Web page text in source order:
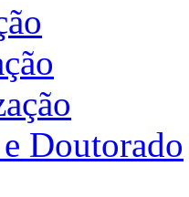
Doutorado